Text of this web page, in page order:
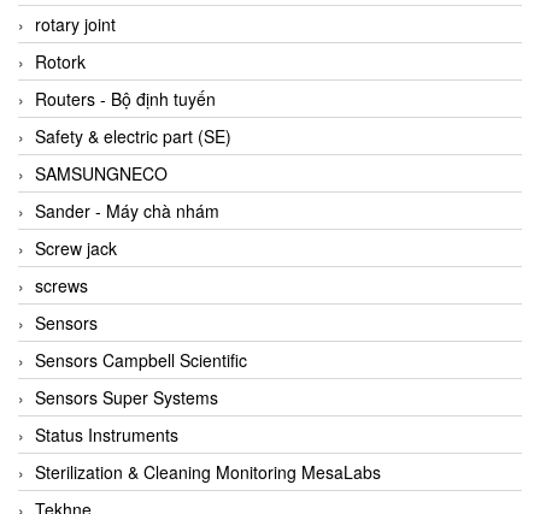
Brinkmann Pumpen
BRONKHORST
Brook Instrument
Brooks Instrument Vietnam
Buhler
BURLING INSTRUMENTS
Burster
BUSCHJOST
Calectro
Campbell Scientific
Canneed Vietnam
Cantoni
CAPS
CAREL Parts
rotary joint
Rotork
Routers - Bộ định tuyến
Safety & electric part (SE)
SAMSUNGNECO
Sander - Máy chà nhám
Screw jack
screws
Sensors
Sensors Campbell Scientific
Sensors Super Systems
Status Instruments
Sterilization & Cleaning Monitoring MesaLabs
Tekhne